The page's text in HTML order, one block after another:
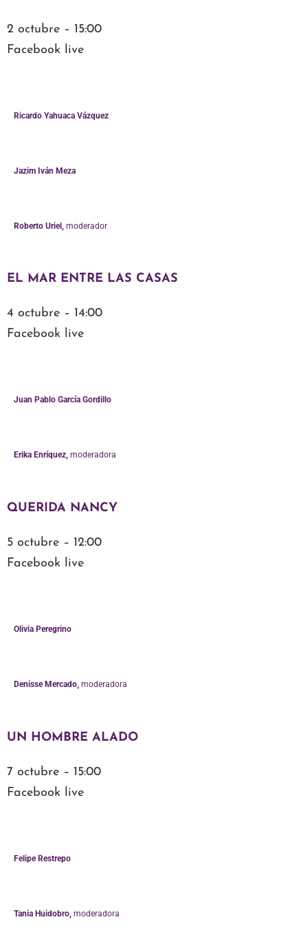
2 octubre – 15:00
Facebook live
Ricardo Yahuaca Vázquez
Jazim Iván Meza
Roberto Uriel, moderador
EL MAR ENTRE LAS CASAS
4 octubre – 14:00
Facebook live
Juan Pablo García Gordillo
Erika Enríquez, moderadora
QUERIDA NANCY
5 octubre – 12:00
Facebook live
Olivia Peregrino
Denisse Mercado, moderadora
UN HOMBRE ALADO
7 octubre – 15:00
Facebook live
Felipe Restrepo
Tania Huidobro, moderadora